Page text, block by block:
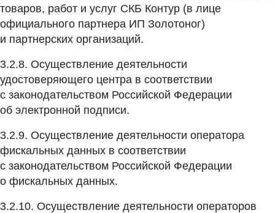
товаров, работ и услуг СКБ Контур (в лице
официального партнера ИП Золотоног)
и партнерских организаций.
3.2.8. Осуществление деятельности
удостоверяющего центра в соответствии
с законодательством Российской Федерации
об электронной подписи.
3.2.9. Осуществление деятельности оператора
фискальных данных в соответствии
с законодательством Российской Федерации
о фискальных данных.
3.2.10. Осуществление деятельности операторов